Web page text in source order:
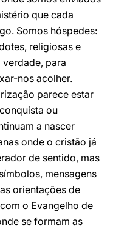
que cada
Somos hóspedes:
religiosas e
para
nos acolher.
parece estar
ou
a nascer
onde o cristão já
de sentido, mas
mensagens
orientações de
o Evangelho de
se formam as